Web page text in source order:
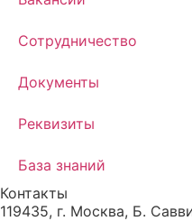
Сотрудничество
Документы
Реквизиты
База знаний
Контакты
119435, г. Москва, Б.